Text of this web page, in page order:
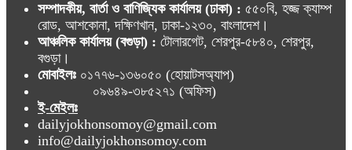
সম্পাদকীয়, বার্তা ও বাণিজ্যিক কার্যালয় (ঢাকা) : ৫৫০বি, হজ্জ ক্যাম্প
রোড, আশকোনা, দক্ষিণখান, ঢাকা-১২৩০, বাংলাদেশ।
আঞ্চলিক কার্যালয় (বগুড়া) : টোলারগেট, শেরপুর-৫৮৪০, শেরপুর,
বগুড়া।
মোবাইলঃ ০১৭৭৬-১৩৬০৫০ (হোয়াটসঅ্যাপ)
০৯৬৪৯-৩৮৫২৭১ (অফিস)
ই-মেইলঃ
dailyjokhonsomoy@gmail.com
info@dailyjokhonsomoy.com